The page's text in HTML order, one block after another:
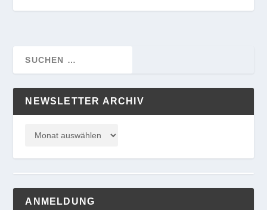
NEWSLETTER ARCHIV
ANMELDUNG